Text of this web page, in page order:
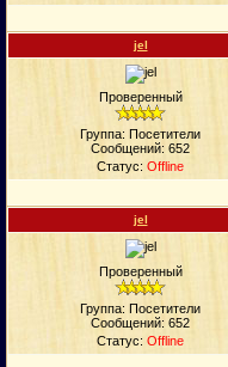
jel
Проверенный
Группа: Посетители
Сообщений: 652
Статус: Offline
jel
Проверенный
Группа: Посетители
Сообщений: 652
Статус: Offline